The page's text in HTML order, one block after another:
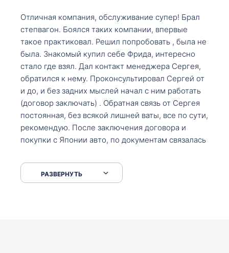
Отличная компания, обслуживание супер! Брал
степвагон. Боялся таких компании, впервые
такое практиковал. Решил попробовать , была не
была. Знакомый купил себе Фрида, интересно
стало где взял. Дал контакт менеджера Сергея,
обратился к нему. Проконсультировал Сергей от
и до, и без задних мыслей начал с ним работать
(договор заключать) . Обратная связь от Сергея
постоянная, без всякой лишней ваты, все по сути,
рекомендую. После заключения договора и
покупки с Японии авто, по документам связалась
что заполнить, куда зайти, образцы и т.д. После
приехал за авто. Меня тепло встретили Сергей с
РАЗВЕРНУТЬ